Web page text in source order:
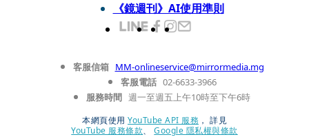
《鏡週刊》AI使用準則
客服信箱 MM-onlineservice@mirrormedia.mg
客服電話 02-6633-3966
服務時間 週一至週五上午10時至下午6時
本網頁使用 YouTube API 服務 ， 詳見
YouTube 服務條款、
Google 隱私權與條款